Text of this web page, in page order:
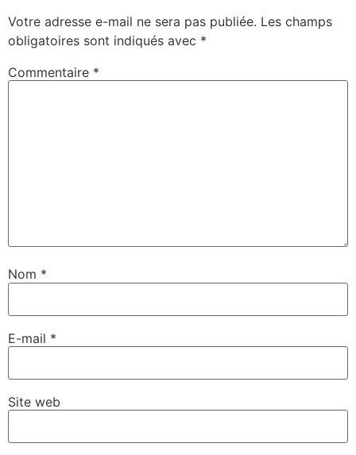
Votre adresse e-mail ne sera pas publiée. Les champs
obligatoires sont indiqués avec *
Commentaire *
Nom *
E-mail *
Site web